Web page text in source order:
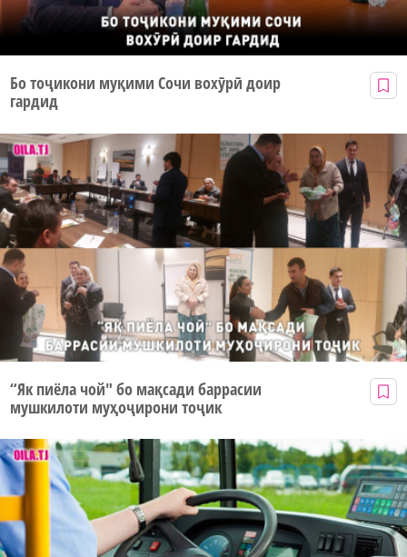
Бо тоҷикони муқими Сочи вохӯрӣ доир
гардид
“Як пиёла чой" бо мақсади баррасии
мушкилоти муҳоҷирони тоҷик